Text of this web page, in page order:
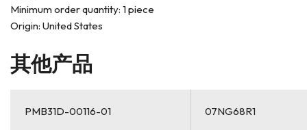
Minimum order quantity: 1 piece
Origin: United States
其他产品
PMB31D-00116-01 07NG68R1